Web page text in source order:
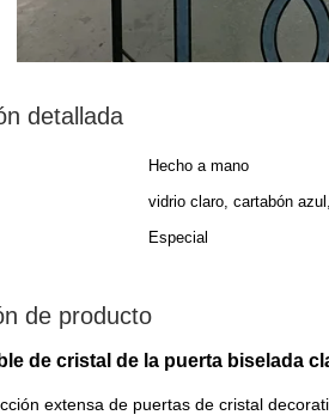
detallada
Hecho a mano
vidrio claro, cartabón
Especial
de producto
de cristal de la puerta biselada
extensa de puertas de cristal